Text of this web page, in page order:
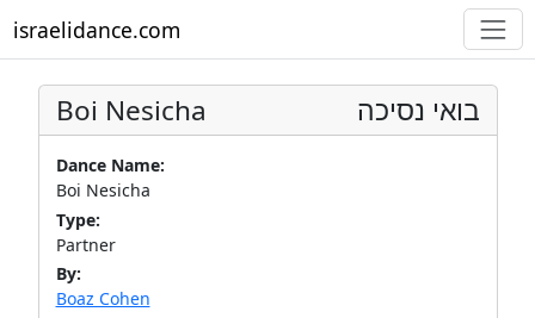
israelidance.com
Boi Nesicha בואי נסיכה
Dance Name:
Boi Nesicha
Type:
Partner
By:
Boaz Cohen